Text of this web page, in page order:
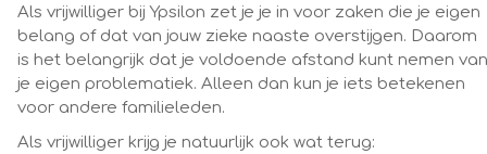
Als vrijwilliger bij Ypsilon zet je je in voor zaken die je eigen
belang of dat van jouw zieke naaste overstijgen. Daarom
is het belangrijk dat je voldoende afstand kunt nemen van
je eigen problematiek. Alleen dan kun je iets betekenen
voor andere familieleden.
Als vrijwilliger krijg je natuurlijk ook wat terug: